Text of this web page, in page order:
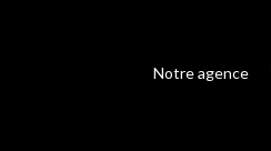
Notre agence